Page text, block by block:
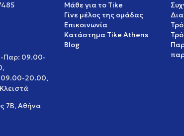
Παρ: 09.00-
09.00-20.00,
7Β, Αθήνα
Μάθε για το Tike
Γίνε μέλος της ομάδας
Επικοινωνία
Κατάστημα Tike Athens
Blog